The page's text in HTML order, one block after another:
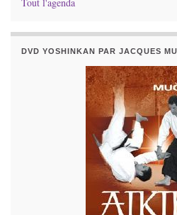
Tout l'agenda
DVD YOSHINKAN PAR JACQUES